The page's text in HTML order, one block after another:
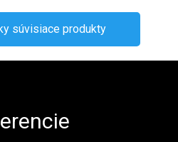
súvisiace produkty